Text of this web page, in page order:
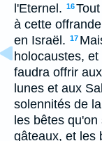
l'Eternel. 16
à cette
en Israël. 17
holocaustes,
faudra offrir
lunes et aux
solennités de
les bêtes
gâteaux, et les